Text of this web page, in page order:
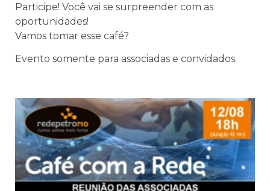
Participe! Você vai se surpreender com as
oportunidades!
Vamos tomar esse café?
Evento somente para associadas e convidados.